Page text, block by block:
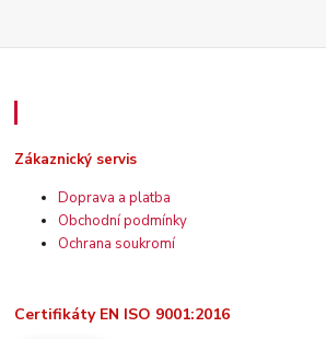
Zákaznický servis
Doprava a platba
Obchodní podmínky
Ochrana soukromí
Certifikáty EN ISO 9001:2016